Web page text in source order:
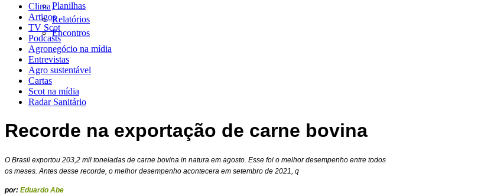
Planilhas
Relatórios
Encontros
Clima
Artigos
TV Scot
Podcasts
Agronegócio na mídia
Entrevistas
Agro sustentável
Cartas
Scot na mídia
Radar Sanitário
Recorde na exportação de carne bovina
O Brasil exportou 203,2 mil toneladas de carne bovina in natura em agosto. Esse foi o melhor desempenho entre todos
os meses. Antes desse recorde, o melhor desempenho acontecera em setembro de 2021, q
por: Eduardo Abe